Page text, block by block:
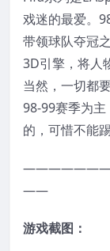
戏迷的最爱。
带领球队夺冠
3D引擎，将人
当然，一切都
98-99赛季为
的，可惜不能
——
游戏截图：